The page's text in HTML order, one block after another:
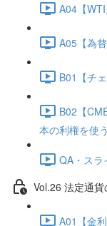
A04【
A05【為
B01【チ
B02【
本の利権を使
QA・スラ
Vol.26 法定通貨
A01【金